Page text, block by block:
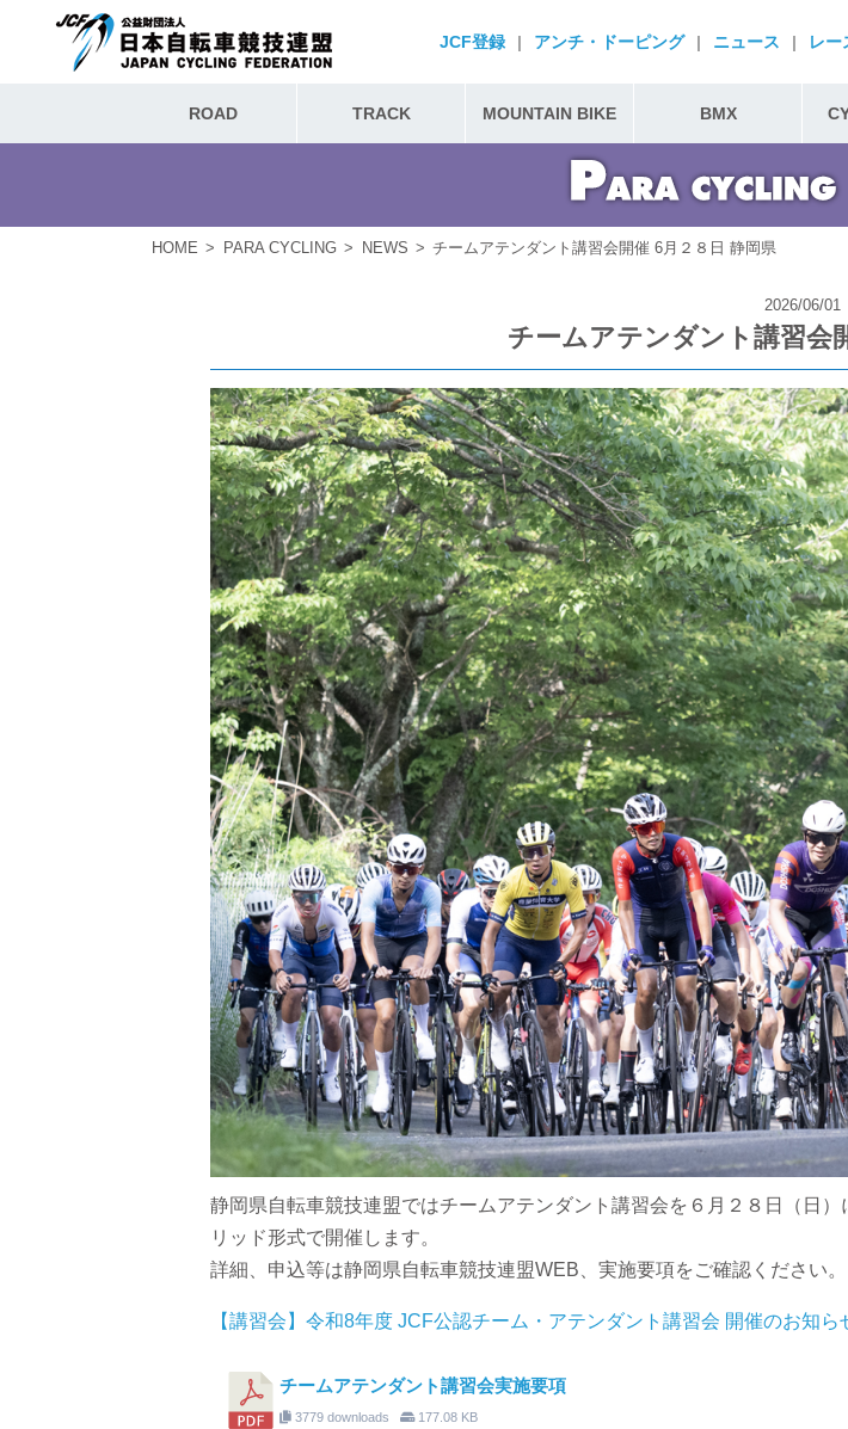
JCF登録 | アンチ・ドーピング | ニュース | レー
ROAD TRACK MOUNTAIN BIKE BMX
HOME PARA CYCLING NEWS チームアテンダント講習会開催 6月２８日 静岡県
2026/06/01
チームアテンダント講習会
静岡県自転車競技連盟ではチームアテンダント講習会を６月２８日（日
リッド形式で開催します。
詳細、申込等は静岡県自転車競技連盟WEB、実施要項をご確認ください。
【講習会】令和8年度 JCF公認チーム・アテンダント講習会 開催のお知
チームアテンダント講習会実施要項
3779 downloads 177.08 KB